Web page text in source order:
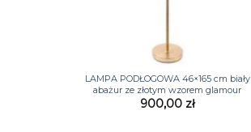
LAMPA PODŁOGOWA 46×165 cm biały
abażur ze złotym wzorem glamour
900,00 zł